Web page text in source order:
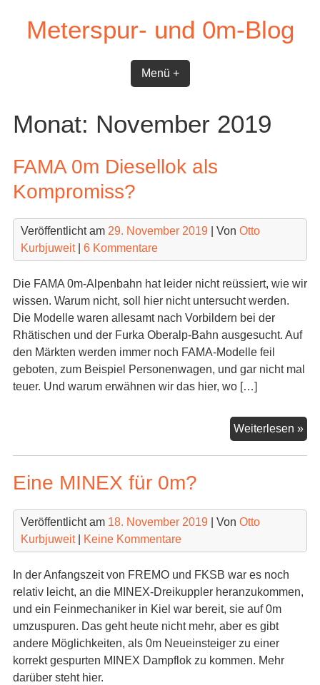
contentMeterspur- und 0m-Blog
Menü +
Monat: November 2019
FAMA 0m Diesellok als
Kompromiss?
Veröffentlicht am 29. November 2019| Von Otto
Kurbjuweit| 6 Kommentare
Die FAMA 0m-Alpenbahn hat leider nicht reüssiert, wie wir
wissen. Warum nicht, soll hier nicht untersucht werden.
Die Modelle waren allesamt nach Vorbildern bei der
Rhätischen und der Furka Oberalp-Bahn ausgesucht. Auf
den Märkten werden immer noch FAMA-Modelle feil
geboten, zum Beispiel Personenwagen, und gar nicht mal
teuer. Und warum erwähnen wir das hier, wo […]
Weiterlesen »
0m
Eine MINEX für 0m?
Veröffentlicht am 18. November 2019| Von Otto
Kurbjuweit| Keine Kommentare
In der Anfangszeit von FREMO und FKSB war es noch
relativ leicht, an die MINEX-Dreikuppler heranzukommen,
und ein Feinmechaniker in Kiel war bereit, sie auf 0m
umzuspuren. Das geht heute nicht mehr, aber es gibt
andere Möglichkeiten, als 0m Neueinsteiger zu einer
korrekt gespurten MINEX Dampflok zu kommen. Mehr
darüber steht hier.